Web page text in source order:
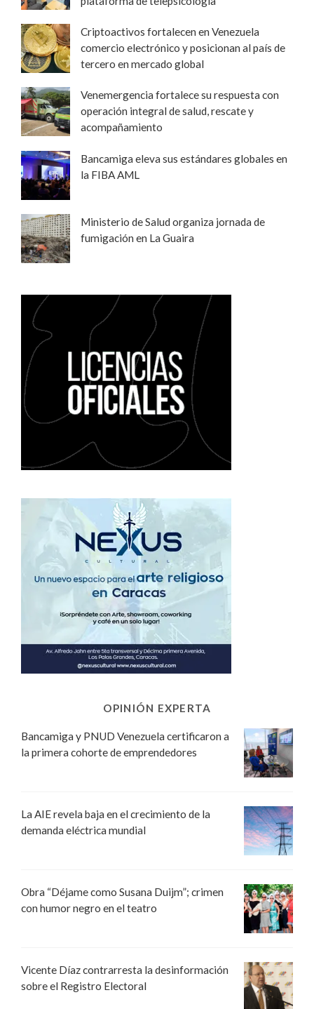
Criptoactivos fortalecen en Venezuela
comercio electrónico y posicionan al país de
tercero en mercado global
Venemergencia fortalece su respuesta con
operación integral de salud, rescate y
acompañamiento
Bancamiga eleva sus estándares globales en
la FIBA AML
Ministerio de Salud organiza jornada de
fumigación en La Guaira
OPINIÓN EXPERTA
Bancamiga y PNUD Venezuela certificaron a
la primera cohorte de emprendedores
La AIE revela baja en el crecimiento de la
demanda eléctrica mundial
Obra “Déjame como Susana Duijm”; crimen
con humor negro en el teatro
Vicente Díaz contrarresta la desinformación
sobre el Registro Electoral